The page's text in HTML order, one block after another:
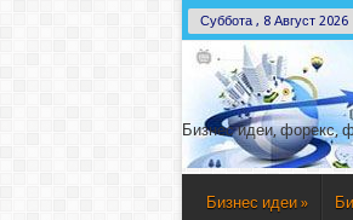
Суббота , 8 Август 2026
Бизнес идеи, форекс,
Бизнес идеи »